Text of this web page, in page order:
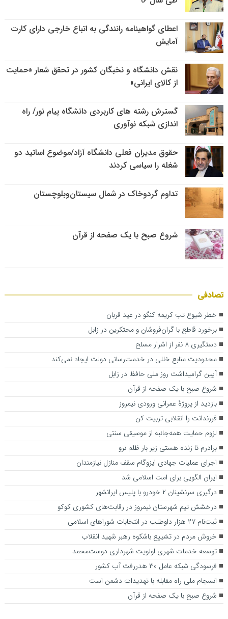
اعطای گواهینامه رانندگی به اتباع خارجی دارای کارت
آمایش
نقش دانشگاه و نخبگان کشور در تحقق شعار «حمایت
از کالای ایرانی»
گسترش رشته های کاربردی دانشگاه پیام نور/ راه
اندازی شبکه نوآوری
حقوق مدیران فعلی دانشگاه آزاد/موضوع اساتید دو
شغله را سیاسی کردند
تداوم گردوخاک در شمال سیستان‌وبلوچستان
شروع صبح با یک صفحه از قرآن
تصادفی
خطر شیوع تب کریمه کنگو در عید قربان
برخورد قاطع با گران‌فروشان و محتکرین در زابل
دستگیری ۸ نفر از اشرار مسلح
محدودیت منابع خللی در خدمت‌رسانی دولت ایجاد نمی‌کند
آیین گرامیداشت روز ملی حافظ در زابل
شروع صبح با یک صفحه از قرآن
بازدید از پروژهٔ عمرانی ورودی نیمروز
فرزندانت را انقلابی تربیت کن
لزوم حمایت همه‌جانبه از موسیقی سنتی
برادرم تا زنده هستی زیر بار ظلم نرو
اجرای عملیات جهادی ایزوگام سقف منازل نیازمندان
ایران الگویی برای امت اسلامی شد
درگیری سرنشینان ۲ خودرو با پلیس ایرانشهر
درخشش تیم شهرستان نیمروز در رقابت‌های کشوری کوکو
ثبت‌نام ۲۷ هزار داوطلب در انتخابات شوراهای اسلامی
خروش مردم در تشییع باشکوه رهبر شهید انقلاب
توسعه خدمات شهری اولویت شهرداری دوست‌محمد
فرسودگی شبکه عامل ۳۰ هدررفت آب کشور
انسجام ملی راه مقابله با تهدیدات دشمن است
شروع صبح با یک صفحه از قرآن